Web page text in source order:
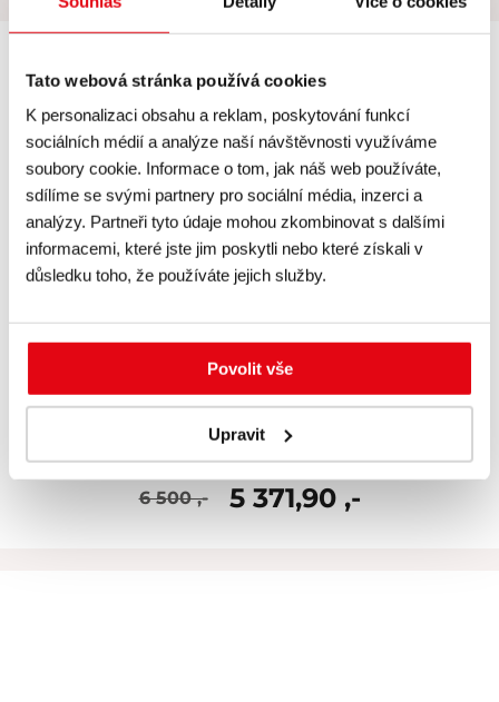
Tato webová stránka používá cookies
K personalizaci obsahu a reklam, poskytování funkcí
sociálních médií a analýze naší návštěvnosti využíváme
soubory cookie. Informace o tom, jak náš web používáte,
sdílíme se svými partnery pro sociální média, inzerci a
analýzy. Partneři tyto údaje mohou zkombinovat s dalšími
informacemi, které jste jim poskytli nebo které získali v
důsledku toho, že používáte jejich služby.
Povolit vše
Upravit
skladem
6 500 ,- 5 371,90 ,-